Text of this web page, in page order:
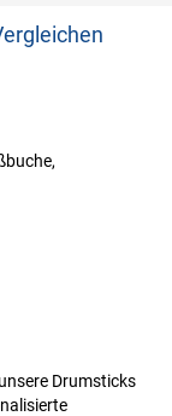
Drumsticks